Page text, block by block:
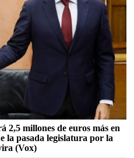
2,5 millones de euros más en
la pasada legislatura por la
(Vox)